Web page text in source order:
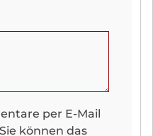
per E-Mail
können das